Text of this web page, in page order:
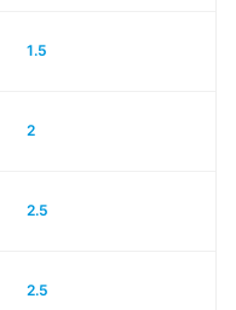
1.5
2
2.5
2.5